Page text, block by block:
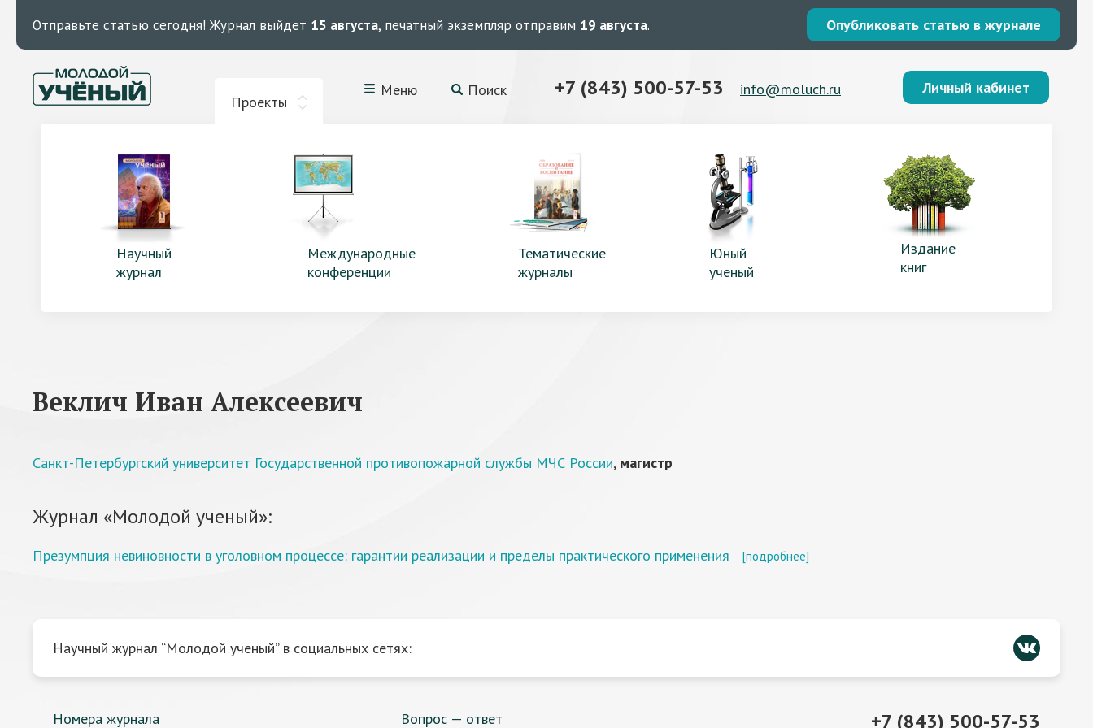
Отправьте статью сегодня! Журнал выйдет 15 августа, печатный экземпляр отправим 19 августа. Опубликовать статью в журнале
Проекты
Меню Поиск +7 (843) 500-57-53 info@moluch.ru Личный кабинет
Научный
журнал
Международные
конференции
Тематические
журналы
Юный
ученый
Издание
книг
Веклич Иван Алексеевич
Санкт-Петербургский университет Государственной противопожарной службы МЧС России, магистр
Журнал «Молодой ученый»:
Презумпция невиновности в уголовном процессе: гарантии реализации и пределы практического применения [подробнее]
Научный журнал “Молодой ученый” в социальных сетях:
Номера журнала Вопрос — ответ +7 (843) 500-57-53